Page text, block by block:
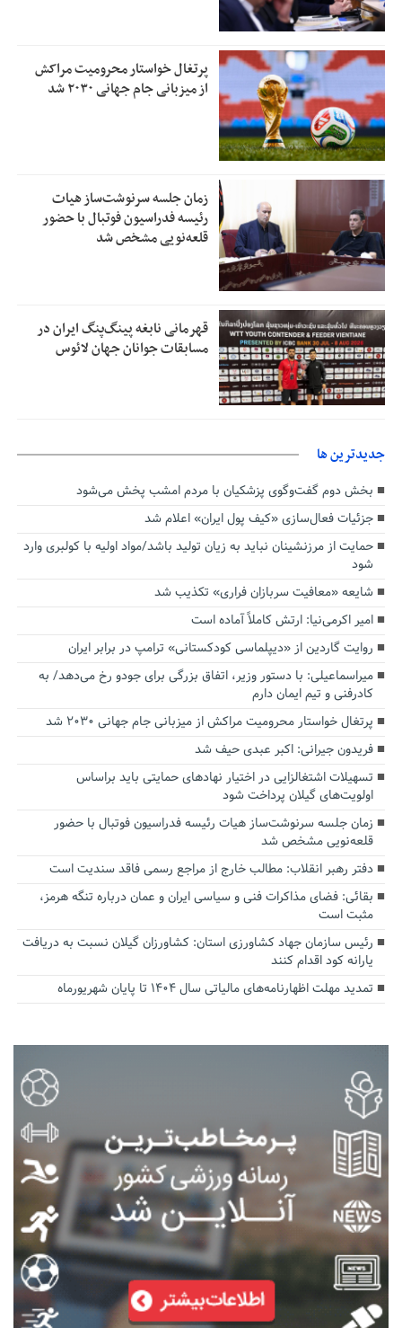
پرتغال خواستار محرومیت مراکش
از میزبانی جام جهانی ۲۰۳۰ شد
زمان جلسه سرنوشت‌ساز هیات
رئیسه فدراسیون فوتبال با حضور
قلعه‌نویی مشخص شد
قهرمانی نابغه پینگ‌پنگ ایران در
مسابقات جوانان جهان لائوس
جديدترين ها
بخش دوم گفت‌وگوی پزشکیان با مردم امشب پخش می‌شود
جزئیات فعال‌سازی «کیف پول ایران» اعلام شد
حمایت از مرزنشینان نباید به زیان تولید باشد/مواد اولیه با کولبری وارد
شود
شایعه «معافیت سربازان فراری» تکذیب شد
امیر اکرمی‌نیا: ارتش کاملاً آماده است
روایت گاردین از «دیپلماسی کودکستانی» ترامپ در برابر ایران
میراسماعیلی: با دستور وزیر، اتفاق بزرگی برای جودو رخ می‌دهد/ به
کادرفنی و تیم ایمان دارم
پرتغال خواستار محرومیت مراکش از میزبانی جام جهانی ۲۰۳۰ شد
فریدون جیرانی: اکبر عبدی حیف شد
تسهیلات اشتغالزایی در اختیار نهادهای حمایتی باید براساس
اولویت‌های گیلان پرداخت شود
زمان جلسه سرنوشت‌ساز هیات رئیسه فدراسیون فوتبال با حضور
قلعه‌نویی مشخص شد
دفتر رهبر انقلاب: مطالب خارج از مراجع رسمی فاقد سندیت است
بقائی: فضای مذاکرات فنی و سیاسی ایران و عمان درباره تنگه هرمز،
مثبت است
رئیس سازمان جهاد کشاورزی استان: کشاورزان گیلان نسبت به دریافت
یارانه کود اقدام کنند
تمدید مهلت اظهارنامه‌های مالیاتی سال ۱۴۰۴ تا پایان شهریورماه